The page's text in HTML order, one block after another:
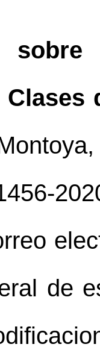
sobre
de